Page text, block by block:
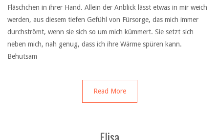
Fläschchen in ihrer Hand. Allein der Anblick lässt etwas in mir weich
werden, aus diesem tiefen Gefühl von Fürsorge, das mich immer
durchströmt, wenn sie sich so um mich kümmert. Sie setzt sich
neben mich, nah genug, dass ich ihre Wärme spüren kann.
Behutsam
Read More